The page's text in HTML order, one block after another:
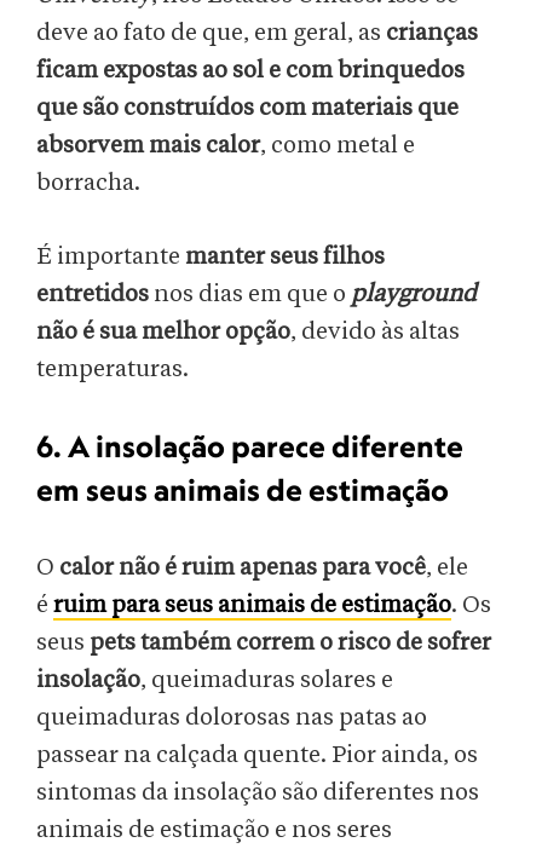
deve ao fato de que, em geral, as crianças
ficam expostas ao sol e com brinquedos
que são construídos com materiais que
absorvem mais calor, como metal e
borracha.
É importante manter seus filhos
entretidos nos dias em que o playground
não é sua melhor opção, devido às altas
temperaturas.
6. A insolação parece diferente
em seus animais de estimação
O calor não é ruim apenas para você, ele
é ruim para seus animais de estimação. Os
seus pets também correm o risco de sofrer
insolação, queimaduras solares e
queimaduras dolorosas nas patas ao
passear na calçada quente. Pior ainda, os
sintomas da insolação são diferentes nos
animais de estimação e nos seres